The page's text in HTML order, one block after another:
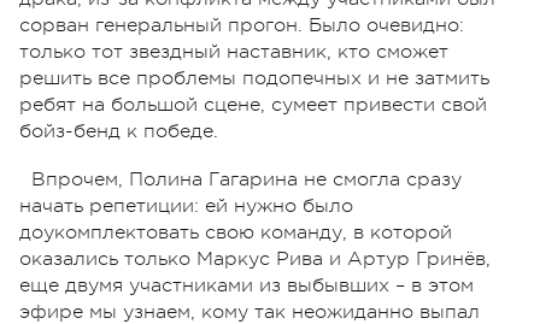
сорван генеральный прогон. Было очевидно:
только тот звездный наставник, кто сможет
решить все проблемы подопечных и не затмить
ребят на большой сцене, сумеет привести свой
бойз-бенд к победе.
Впрочем, Полина Гагарина не смогла сразу
начать репетиции: ей нужно было
доукомплектовать свою команду, в которой
оказались только Маркус Рива и Артур Гринёв,
еще двумя участниками из выбывших – в этом
эфире мы узнаем, кому так неожиданно выпал